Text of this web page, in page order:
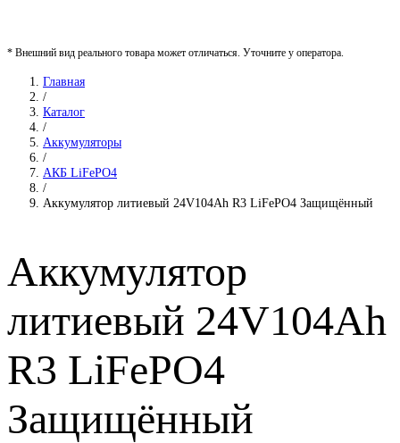
* Внешний вид реального товара может отличаться. Уточните у оператора.
Главная
/
Каталог
/
Аккумуляторы
/
АКБ LiFePO4
/
Аккумулятор литиевый 24V104Ah R3 LiFePO4 Защищённый
Аккумулятор
литиевый 24V104Ah
R3 LiFePO4
Защищённый